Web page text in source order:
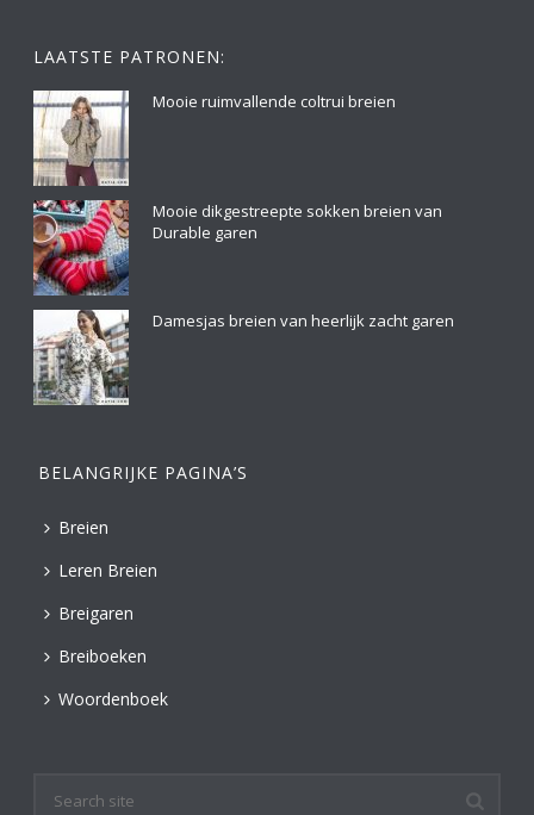
LAATSTE PATRONEN:
Mooie ruimvallende coltrui breien
Mooie dikgestreepte sokken breien van
Durable garen
Damesjas breien van heerlijk zacht garen
BELANGRIJKE PAGINA’S
Breien
Leren Breien
Breigaren
Breiboeken
Woordenboek